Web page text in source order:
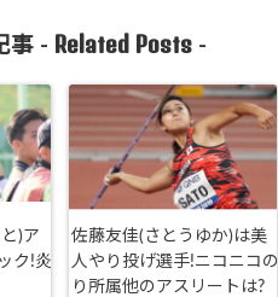
事 - Related Posts-
)ア
ク!炎
佐藤友佳(さとうゆか)は美
人やり投げ選手!ニコニコの
り所属他のアスリートは?